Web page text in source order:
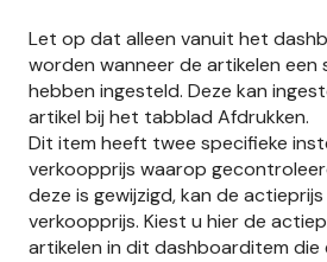
Let op dat alleen vanuit het
worden wanneer de artikelen
hebben ingesteld. Deze kan
artikel bij het tabblad Afdrukken.
Dit item heeft twee specifieke
verkoopprijs waarop
deze is gewijzigd, kan de
verkoopprijs. Kiest u hier de
artikelen in dit dashboarditem die